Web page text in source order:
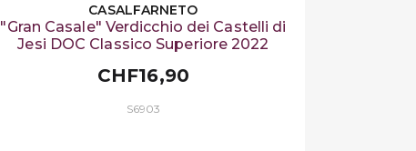
CASALFARNETO
"Gran Casale" Verdicchio dei Castelli di
Jesi DOC Classico Superiore 2022
CHF16,90
S6903